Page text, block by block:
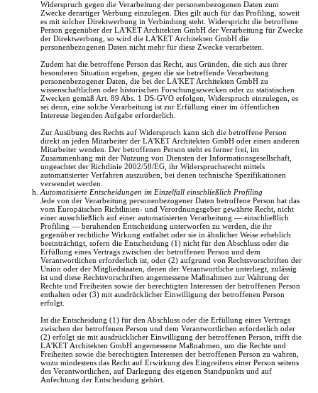
Widerspruch gegen die Verarbeitung der personenbezogenen Daten zum
Zwecke derartiger Werbung einzulegen. Dies gilt auch für das Profiling, soweit
es mit solcher Direktwerbung in Verbindung steht. Widerspricht die betroffene
Person gegenüber der LA'KET Architekten GmbH der Verarbeitung für Zwecke
der Direktwerbung, so wird die LA'KET Architekten GmbH die
personenbezogenen Daten nicht mehr für diese Zwecke verarbeiten.
Zudem hat die betroffene Person das Recht, aus Gründen, die sich aus ihrer
besonderen Situation ergeben, gegen die sie betreffende Verarbeitung
personenbezogener Daten, die bei der LA'KET Architekten GmbH zu
wissenschaftlichen oder historischen Forschungszwecken oder zu statistischen
Zwecken gemäß Art. 89 Abs. 1 DS-GVO erfolgen, Widerspruch einzulegen, es
sei denn, eine solche Verarbeitung ist zur Erfüllung einer im öffentlichen
Interesse liegenden Aufgabe erforderlich.
Zur Ausübung des Rechts auf Widerspruch kann sich die betroffene Person
direkt an jeden Mitarbeiter der LA'KET Architekten GmbH oder einen anderen
Mitarbeiter wenden. Der betroffenen Person steht es ferner frei, im
Zusammenhang mit der Nutzung von Diensten der Informationsgesellschaft,
ungeachtet der Richtlinie 2002/58/EG, ihr Widerspruchsrecht mittels
automatisierter Verfahren auszuüben, bei denen technische Spezifikationen
verwendet werden.
Automatisierte Entscheidungen im Einzelfall einschließlich Profiling
Jede von der Verarbeitung personenbezogener Daten betroffene Person hat das
vom Europäischen Richtlinien- und Verordnungsgeber gewährte Recht, nicht
einer ausschließlich auf einer automatisierten Verarbeitung — einschließlich
Profiling — beruhenden Entscheidung unterworfen zu werden, die ihr
gegenüber rechtliche Wirkung entfaltet oder sie in ähnlicher Weise erheblich
beeinträchtigt, sofern die Entscheidung (1) nicht für den Abschluss oder die
Erfüllung eines Vertrags zwischen der betroffenen Person und dem
Verantwortlichen erforderlich ist, oder (2) aufgrund von Rechtsvorschriften der
Union oder der Mitgliedstaaten, denen der Verantwortliche unterliegt, zulässig
ist und diese Rechtsvorschriften angemessene Maßnahmen zur Wahrung der
Rechte und Freiheiten sowie der berechtigten Interessen der betroffenen Person
enthalten oder (3) mit ausdrücklicher Einwilligung der betroffenen Person
erfolgt.
Ist die Entscheidung (1) für den Abschluss oder die Erfüllung eines Vertrags
zwischen der betroffenen Person und dem Verantwortlichen erforderlich oder
(2) erfolgt sie mit ausdrücklicher Einwilligung der betroffenen Person, trifft die
LA'KET Architekten GmbH angemessene Maßnahmen, um die Rechte und
Freiheiten sowie die berechtigten Interessen der betroffenen Person zu wahren,
wozu mindestens das Recht auf Erwirkung des Eingreifens einer Person seitens
des Verantwortlichen, auf Darlegung des eigenen Standpunkts und auf
Anfechtung der Entscheidung gehört.